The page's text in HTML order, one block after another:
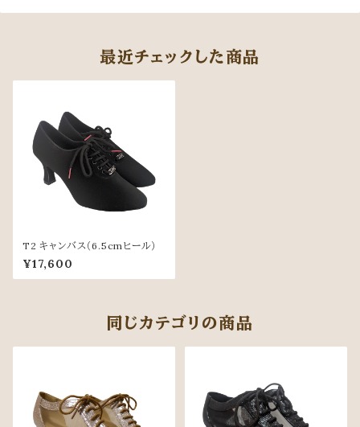
最近チェックした商品
T2 キャンバス（6.5cmヒール）
¥17,600
同じカテゴリの商品